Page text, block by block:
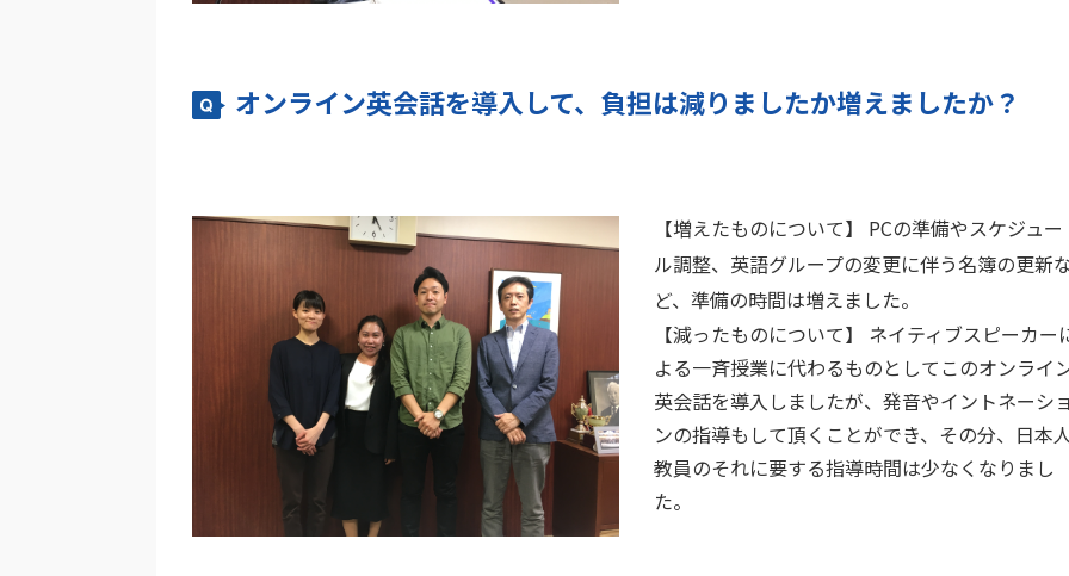
オンライン英会話を導入して、負担は減りましたか増えましたか？
【増えたものについて】 PCの準備やスケジュー
ル調整、英語グループの変更に伴う名簿の更新
ど、準備の時間は増えました。
【減ったものについて】 ネイティブスピーカー
よる一斉授業に代わるものとしてこのオンライ
英会話を導入しましたが、発音やイントネーショ
ンの指導もして頂くことができ、その分、日本
教員のそれに要する指導時間は少なくなりまし
た。